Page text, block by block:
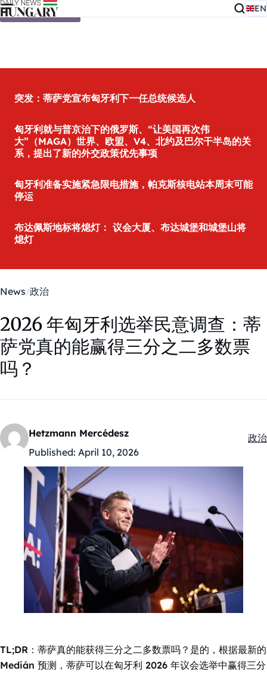
Skip to content EN
突发：蒂萨党宣布匈牙利下一任总统候选人
匈牙利就与普京治下的俄罗斯、“让美国再次伟
大”（MAGA）世界、欧盟、V4、北约及巴尔干半岛的关
系，提出了新的外交政策优先事项
匈牙利准备实施紧急限电措施，帕克斯核电站本周末可能
停运
布达佩斯地标将熄灯： 议会大厦、布达城堡和城堡山将
熄灯
News 政治
2026 年匈牙利选举民意调查：蒂
萨党真的能赢得三分之二多数票
吗？
Hetzmann Mercédesz
Published: April 10, 2026
政治
TL;DR：蒂萨真的能获得三分之二多数票吗？是的，根据最新的
Medián 预测，蒂萨可以在匈牙利 2026 年议会选举中赢得三分